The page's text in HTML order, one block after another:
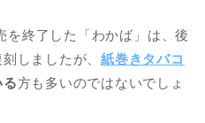
を終了した「わかば」は、後
しましたが、紙巻きタバコ
方も多いのではないでしょ